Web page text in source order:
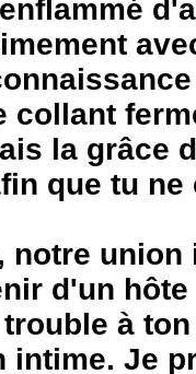
collant
la grâce
que tu ne
notre
d'un
à
intime. Je